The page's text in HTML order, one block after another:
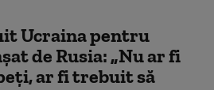
Ucraina pentru
de Rusia: „Nu ar fi
ar fi trebuit să